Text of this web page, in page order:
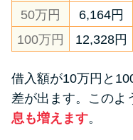
50万円
6,164円
100万円
12,328円
借入額が10万円と
差が出ます。このよ
息も増えます。